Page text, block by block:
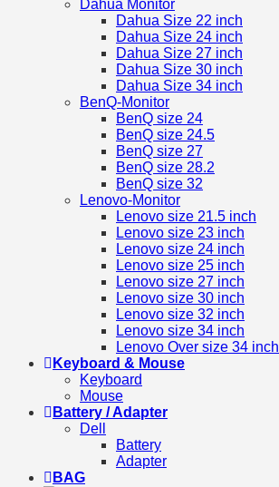
Dahua Monitor
Dahua Size 22 inch
Dahua Size 24 inch
Dahua Size 27 inch
Dahua Size 30 inch
Dahua Size 34 inch
BenQ-Monitor
BenQ size 24
BenQ size 24.5
BenQ size 27
BenQ size 28.2
BenQ size 32
Lenovo-Monitor
Lenovo size 21.5 inch
Lenovo size 23 inch
Lenovo size 24 inch
Lenovo size 25 inch
Lenovo size 27 inch
Lenovo size 30 inch
Lenovo size 32 inch
Lenovo size 34 inch
Lenovo Over size 34 inch
Keyboard & Mouse
Keyboard
Mouse
Battery / Adapter
Dell
Battery
Adapter
BAG